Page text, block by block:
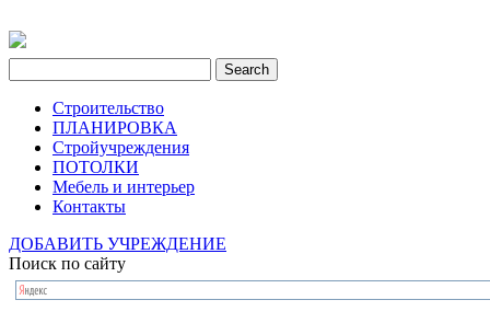
Строительство
ПЛАНИРОВКА
Стройучреждения
ПОТОЛКИ
Мебель и интерьер
Контакты
ДОБАВИТЬ УЧРЕЖДЕНИЕ
Поиск по сайту